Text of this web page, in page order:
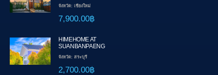
จังหวัด: เชียงใหม่
7,900.00฿
HIMEHOME AT
SUANBANPAENG
จังหวัด: สระบุรี
2,700.00฿